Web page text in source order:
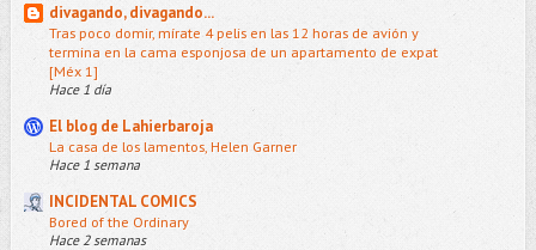
divagando, divagando...
Tras poco domir, mírate 4 pelis en las 12 horas de avión y
termina en la cama esponjosa de un apartamento de expat
[Méx 1]
Hace 1 día
El blog de Lahierbaroja
La casa de los lamentos, Helen Garner
Hace 1 semana
INCIDENTAL COMICS
Bored of the Ordinary
Hace 2 semanas